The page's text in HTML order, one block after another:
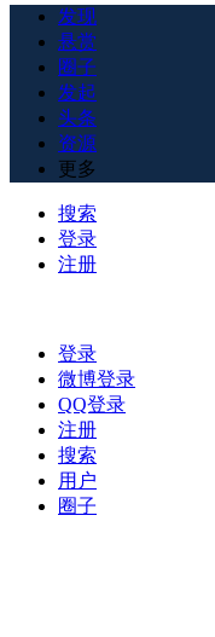
发现
悬赏
圈子
发起
头条
资源
更多
搜索
登录
注册
登录
微博登录
QQ登录
注册
搜索
用户
圈子